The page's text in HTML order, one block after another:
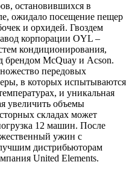
остановившихся в
ожидало посещение пещер
и орхидей. Гвоздем
корпорации OYL –
кондиционирования,
брендом McQuay и Acson.
передовых
в которых испытываются
и уникальная
увеличить объемы
складах может
12 машин. После
ужин с
дистрибьюторам
United Elements.